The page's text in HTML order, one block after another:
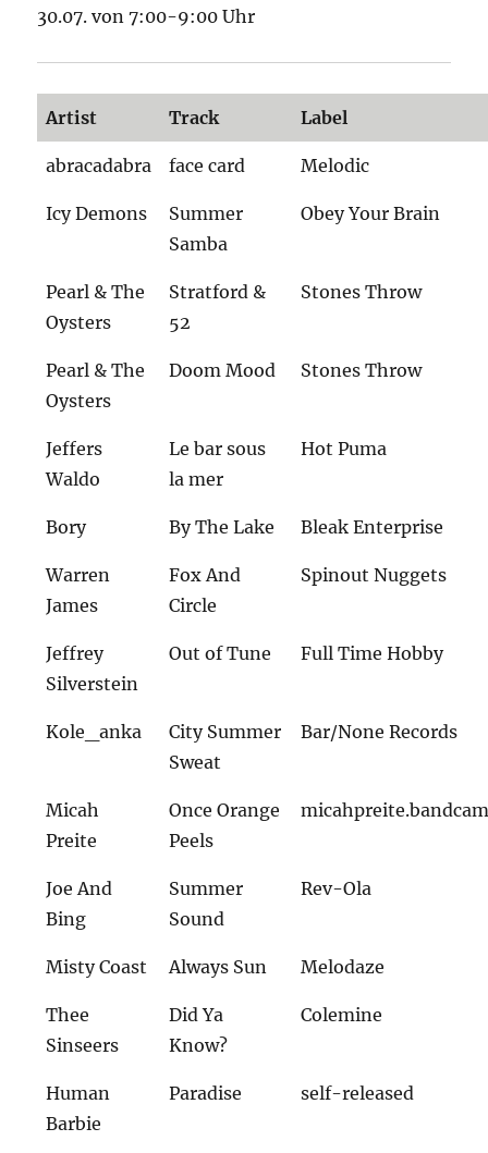
30.07. von 7:00-9:00 Uhr
Artist Track Label
abracadabra face card Melodic
Icy Demons
Summer
Samba
Obey Your Brain
Pearl & The
Oysters
Stratford &
52
Stones Throw
Pearl & The
Oysters
Doom Mood Stones Throw
Jeffers
Waldo
Le bar sous
la mer
Hot Puma
Bory By The Lake Bleak Enterprise
Warren
James
Fox And
Circle
Spinout Nuggets
Jeffrey
Silverstein
Out of Tune Full Time Hobby
Kole_anka
City Summer
Sweat
Bar/None Records
Micah
Preite
Once Orange
Peels
Joe And
Bing
Summer
Sound
Rev-Ola
Misty Coast Always Sun Melodaze
Thee
Sinseers
Did Ya
Know?
Colemine
Human
Barbie
Paradise self-released